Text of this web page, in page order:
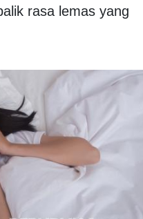
rasa lemas yang